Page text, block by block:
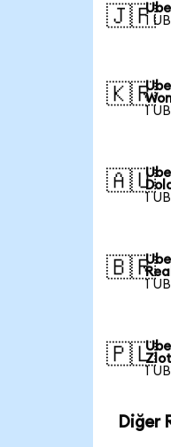
🇯🇵
1
🇰🇷
1
🇦🇺
1
🇧🇷
1
🇵🇱
1
Diğer